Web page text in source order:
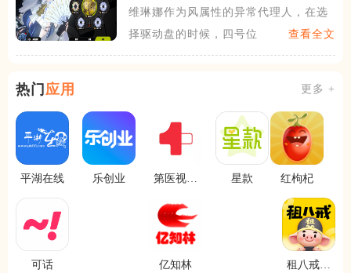
维琳娜作为风属性的异常代理人，在选
择驱动盘的时候，四号位固定
查看全文
热门 应用 更多 +
平湖在线 乐创业
第医视频
星款 红枸杞
可话 亿知林
租八戒租